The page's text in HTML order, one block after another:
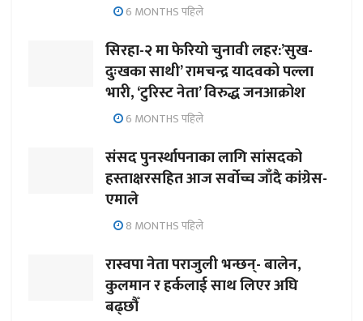
6 MONTHS पहिले
सिरहा-२ मा फेरियो चुनावी लहर:’सुख-
दुःखका साथी’ रामचन्द्र यादवको पल्ला
भारी, ‘टुरिस्ट नेता’ विरुद्ध जनआक्रोश
6 MONTHS पहिले
संसद पुनर्स्थापनाका लागि सांसदको
हस्ताक्षरसहित आज सर्वोच्च जाँदै कांग्रेस-
एमाले
8 MONTHS पहिले
रास्वपा नेता पराजुली भन्छन्- बालेन,
कुलमान र हर्कलाई साथ लिएर अघि
बढ्छौँ